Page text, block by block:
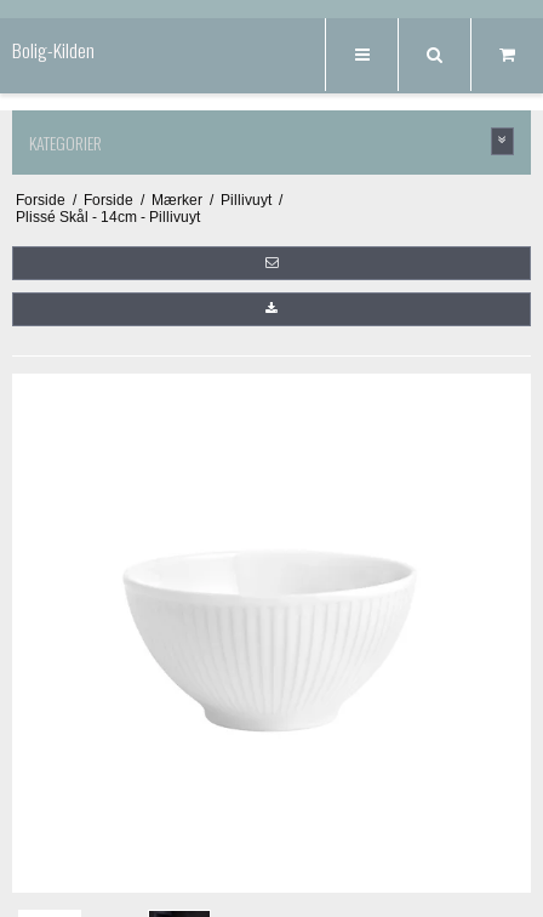
Bolig-Kilden
KATEGORIER
Forside / Forside / Mærker / Pillivuyt /
Plissé Skål - 14cm - Pillivuyt